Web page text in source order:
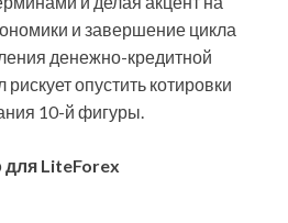
и завершение цикла
денежно-кредитной
опустить котировки
10-й фигуры.
LiteForex